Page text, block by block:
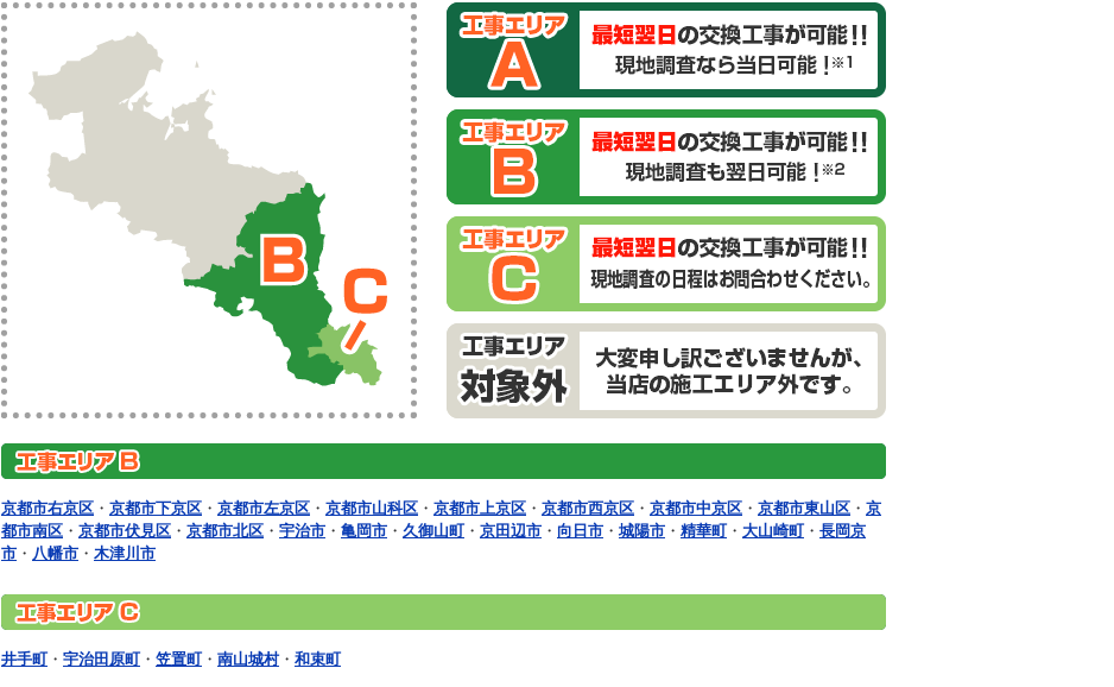
京都市右京区 ・ 京都市下京区 ・ 京都市左京区 ・ 京都市山科区 ・ 京都市上京区 ・ 京都市西京区 ・ 京都市中京区 ・ 京都市東山区 ・ 京
都市南区 ・ 京都市伏見区 ・ 京都市北区 ・ 宇治市 ・ 亀岡市 ・ 久御山町・ 京田辺市 ・ 向日市 ・ 城陽市 ・ 精華町・ 大山崎町・ 長岡京
市 ・ 八幡市 ・ 木津川市
井手町・ 宇治田原町・ 笠置町・ 南山城村・ 和束町